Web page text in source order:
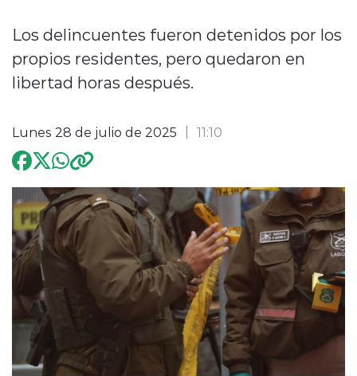
Entrevistas
Programación
modo claro
Los delincuentes fueron detenidos por los
propios residentes, pero quedaron en
libertad horas después.
Lunes 28 de julio de 2025 11:10